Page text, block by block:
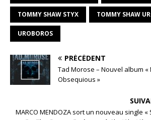
TOMMY SHAW STYX TOMMY SHAW
UROBOROS
PRÉCÉDENT
Tad Morose – Nouvel album «
Obsequious »
MARCO MENDOZA sort un nouveau single «